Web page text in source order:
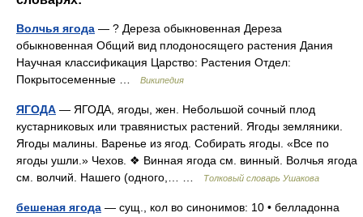
Волчья ягода — ? Дереза обыкновенная Дереза
обыкновенная Общий вид плодоносящего растения Дания
Научная классификация Царство: Растения Отдел:
Покрытосеменные …
Википедия
ЯГОДА — ЯГОДА, ягоды, жен. Небольшой сочный плод
кустарниковых или травянистых растений. Ягоды земляники.
Ягоды малины. Варенье из ягод. Собирать ягоды. «Все по
ягоды ушли.» Чехов. ❖ Винная ягода см. винный. Волчья ягода
см. волчий. Нашего (одного,… …
Толковый словарь Ушакова
бешеная ягода — сущ., кол во синонимов: 10 • белладонна